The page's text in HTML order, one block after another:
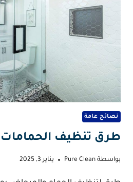
نصائح عامة
طرق تنظيف الحمامات
بواسطة Pure Clean يناير 3, 2025